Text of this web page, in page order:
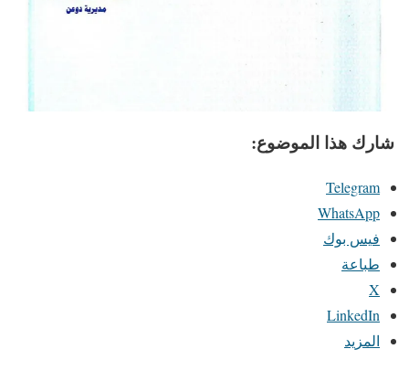
شارك هذا الموضوع:
Telegram
WhatsApp
فيس بوك
طباعة
X
LinkedIn
المزيد